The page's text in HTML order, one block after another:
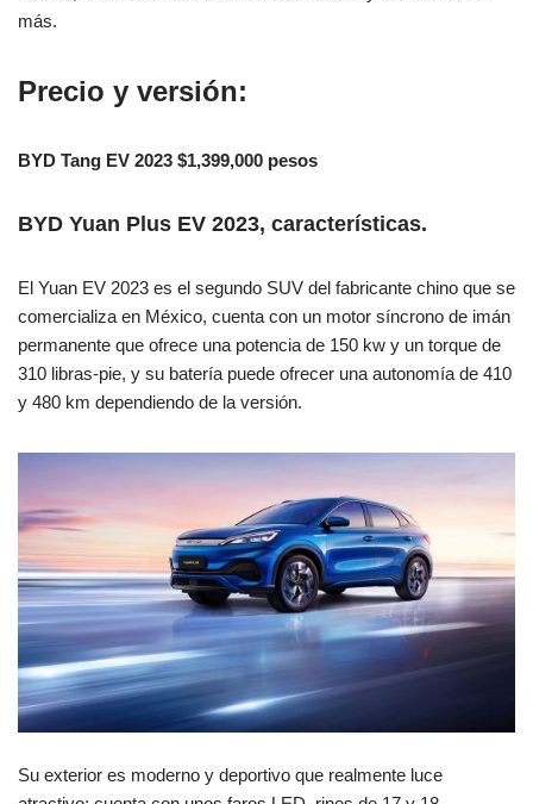
más.
Precio y versión:
BYD Tang EV 2023 $1,399,000 pesos
BYD Yuan Plus EV 2023, características.
El Yuan EV 2023 es el segundo SUV del fabricante chino que se
comercializa en México, cuenta con un motor síncrono de imán
permanente que ofrece una potencia de 150 kw y un torque de
310 libras-pie, y su batería puede ofrecer una autonomía de 410
y 480 km dependiendo de la versión.
Su exterior es moderno y deportivo que realmente luce